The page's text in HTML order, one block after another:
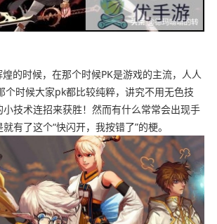
的时候，在那个时候PK是游戏的主流，人人
个时候大家pk都比较纯粹，讲究不用无色技
技术连招来获胜！然而有什么常常会出现手
有了这个“快闪开，我按错了”的梗。